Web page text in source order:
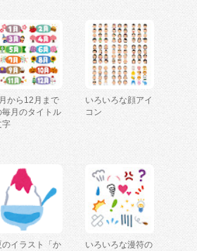
から12月まで
毎月のタイトル
字
いろいろな顔アイ
コン
のイラスト「か
いろいろな漫符の